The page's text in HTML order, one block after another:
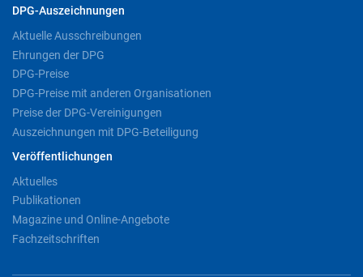
DPG-Auszeichnungen
Aktuelle Ausschreibungen
Ehrungen der DPG
DPG-Preise
DPG-Preise mit anderen Organisationen
Preise der DPG-Vereinigungen
Auszeichnungen mit DPG-Beteiligung
Veröffentlichungen
Aktuelles
Publikationen
Magazine und Online-Angebote
Fachzeitschriften